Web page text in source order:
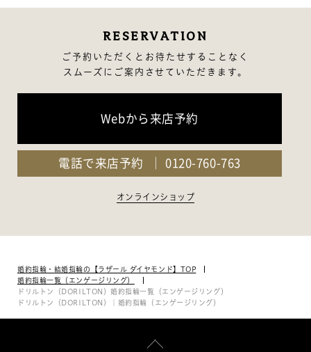
RESERVATION
ご予約いただくとお待たせすることなく
スムーズにご案内させていただきます。
Webから来店予約
電話で来店予約 0120-760-763
オンラインショップ
婚約指輪・結婚指輪の【ラザール ダイヤモンド】TOP
婚約指輪一覧（エンゲージリング）
ドリルトン（DORILTON）婚約指輪一覧（エンゲージリング）
ドリルトン（DORILTON）｜婚約指輪（エンゲージリング）